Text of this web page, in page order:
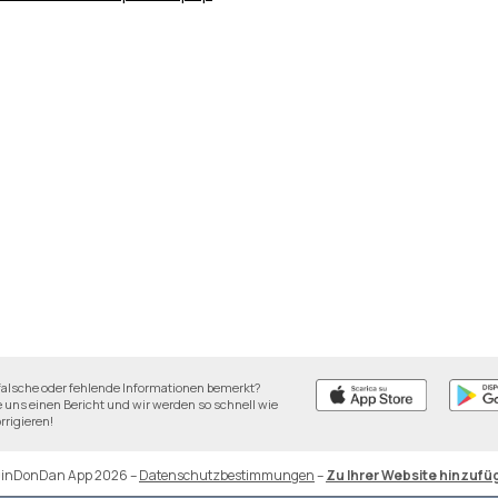
oder fehlende Informationen bemerkt?
uns einen Bericht und wir werden so schnell wie
App 2026–Datenschutzbestimmungen–Zu Ihrer Website